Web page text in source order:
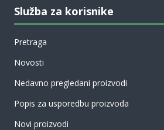
Služba za korisnike
Pretraga
Novosti
Nedavno pregledani proizvodi
Popis za usporedbu proizvoda
Novi proizvodi